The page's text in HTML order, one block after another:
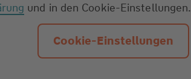
und in den Cookie-Einstellungen.
Cookie-Einstellungen